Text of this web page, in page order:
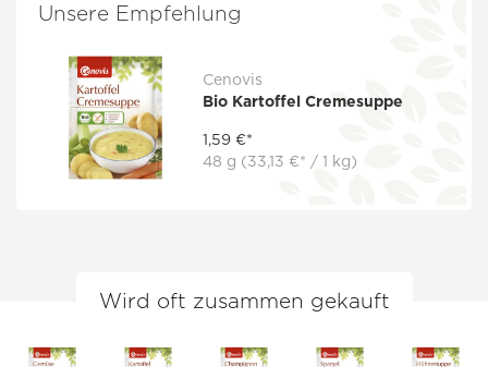
Unsere Empfehlung
Cenovis
Bio Kartoffel Cremesuppe
1,59 €*
48 g (33,13 €* / 1 kg)
Wird oft zusammen gekauft